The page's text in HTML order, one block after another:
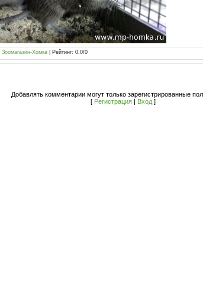
Зоомагазин-Хомка Рейтинг: 0.0/0
Добавлять комментарии могут только зарегистрированные
[ Регистрация | Вход ]